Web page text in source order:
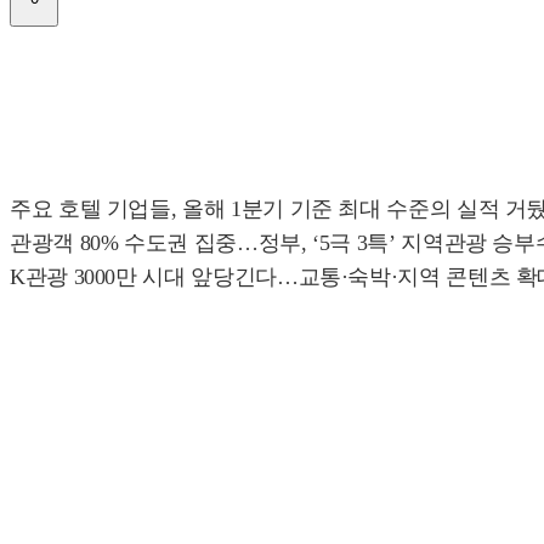
주요 호텔 기업들, 올해 1분기 기준 최대 수준의 실적 거
관광객 80% 수도권 집중…정부, ‘5극 3특’ 지역관광 승부
K관광 3000만 시대 앞당긴다…교통·숙박·지역 콘텐츠 확